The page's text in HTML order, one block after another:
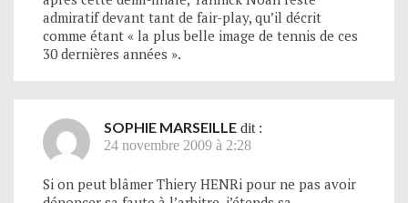
admiratif devant tant de fair-play, qu’il décrit
comme étant « la plus belle image de tennis de ces
30 dernières années ».
SOPHIE MARSEILLE dit :
24 novembre 2009 à 2:28
Si on peut blâmer Thiery HENRi pour ne pas avoir